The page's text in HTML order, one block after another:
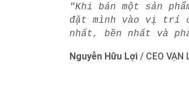
"Khi bán một sản
đặt mình vào vị trí
nhất, bền nhất và
Nguyễn Hữu Lợi / CEO VẠN